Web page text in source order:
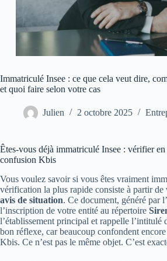
Immatriculé Insee : ce que cela veut dire,
et quoi faire selon votre cas
Julien 2 octobre 2025
Êtes-vous déjà immatriculé Insee : vérifier
confusion Kbis
Vous voulez savoir si vous êtes vraiment
vérification la plus rapide consiste à partir de
avis de situation. Ce document, généré par l’
l’inscription de votre entité au répertoire
l’établissement principal et rappelle l’intitulé
bon réflexe, car beaucoup confondent
Kbis. Ce n’est pas le même objet. C’est